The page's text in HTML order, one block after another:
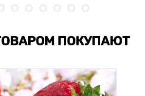
ПОКУПАЮТ